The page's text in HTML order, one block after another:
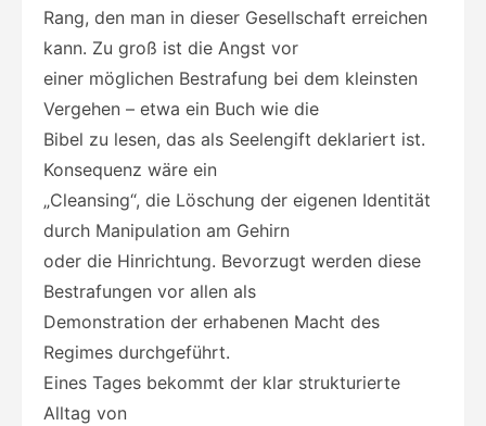
Rang, den man in dieser Gesellschaft erreichen
kann. Zu groß ist die Angst vor
einer möglichen Bestrafung bei dem kleinsten
Vergehen – etwa ein Buch wie die
Bibel zu lesen, das als Seelengift deklariert ist.
Konsequenz wäre ein
„Cleansing“, die Löschung der eigenen Identität
durch Manipulation am Gehirn
oder die Hinrichtung. Bevorzugt werden diese
Bestrafungen vor allen als
Demonstration der erhabenen Macht des
Regimes durchgeführt.
Eines Tages bekommt der klar strukturierte
Alltag von